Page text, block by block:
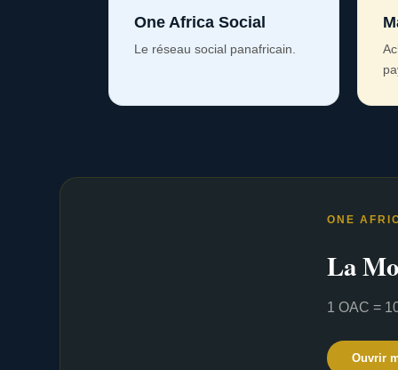
One Africa Social
Le réseau social panafricain.
ONE
La
1 OAC =
Ouvrir